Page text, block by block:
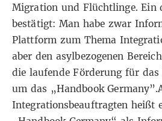
Migration und Flüchtlinge. Ein
bestätigt: Man habe zwar
Plattform zum Thema
aber den asylbezogenen
die laufende Förderung für
um das „Handbook
Integrationsbeauftragten heißt